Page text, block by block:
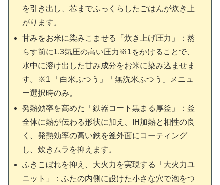
を引き出し、芯までふっくらしたごはんが炊き上
がります。
甘みをお米に染みこませる「炊き上げ圧力」：蒸
らす前に1.3気圧の高い圧力※1をかけることで、
水中に溶け出した甘み成分をお米に染み込ませま
す。※1 「白米ふつう」「無洗米ふつう」メニュ
ー選択時のみ。
発熱効率を高めた「鉄器コート黒まる厚釜」：釜
全体に熱が伝わる形状に加え、IH加熱と相性の良
く、発熱効率の高い鉄を釜外面にコーティング
し、炊きムラを抑えます。
ふきこぼれを抑え、大火力を実現する「大火力ユ
ニット」：ふたの内側に設けた小さな穴で泡をつ